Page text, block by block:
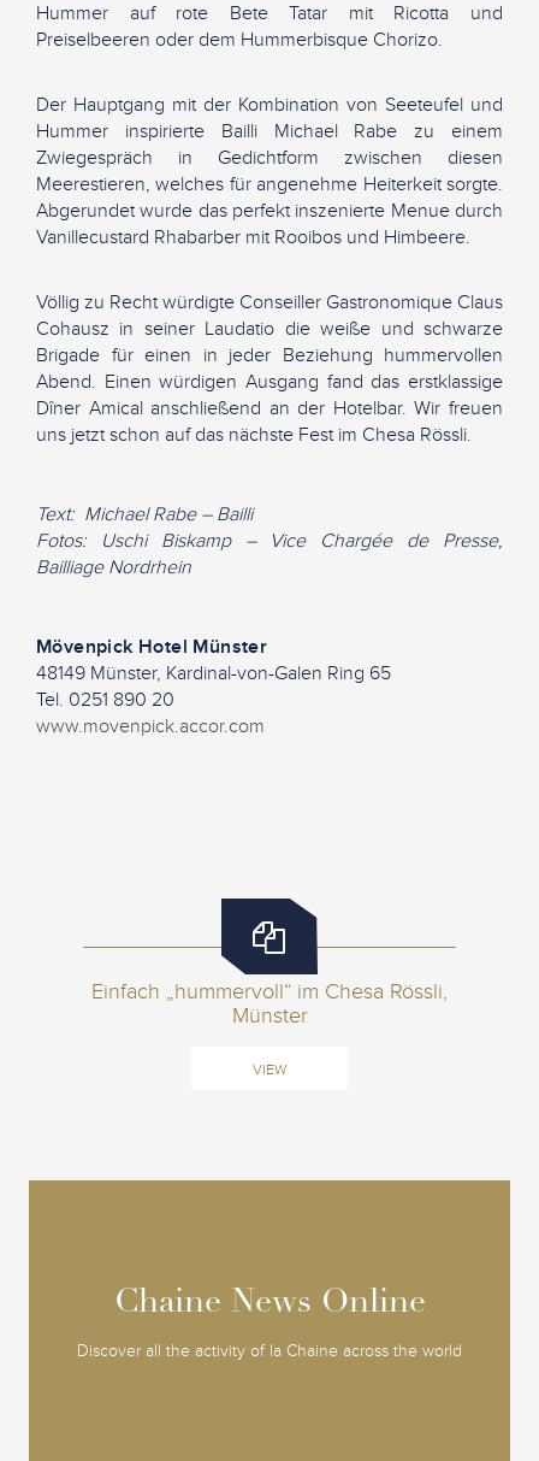
Hummer auf rote Bete Tatar mit Ricotta und
Preiselbeeren oder dem Hummerbisque Chorizo.
Der Hauptgang mit der Kombination von Seeteufel und
Hummer inspirierte Bailli Michael Rabe zu einem
Zwiegespräch in Gedichtform zwischen diesen
Meerestieren, welches für angenehme Heiterkeit sorgte.
Abgerundet wurde das perfekt inszenierte Menue durch
Vanillecustard Rhabarber mit Rooibos und Himbeere.
Völlig zu Recht würdigte Conseiller Gastronomique Claus
Cohausz in seiner Laudatio die weiße und schwarze
Brigade für einen in jeder Beziehung hummervollen
Abend. Einen würdigen Ausgang fand das erstklassige
Dîner Amical anschließend an der Hotelbar. Wir freuen
uns jetzt schon auf das nächste Fest im Chesa Rössli.
Text: Michael Rabe – Bailli
Fotos: Uschi Biskamp – Vice Chargée de Presse,
Bailliage Nordrhein
Mövenpick Hotel Münster
48149 Münster, Kardinal-von-Galen Ring 65
Tel. 0251 890 20
www.movenpick.accor.com
Einfach „hummervoll“ im Chesa Rössli,
Münster
VIEW
Chaine News Online
Discover all the activity of la Chaine across the world
Chaine News Online